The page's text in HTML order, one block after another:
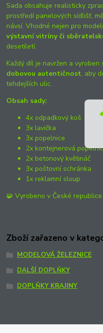
Sada obsahuje realisticky
prostředí panelových sídlišť,
návsí. Vhodné nejen pro
výstavní vitríny či
desetiletí.
Každý díl je navržen a
dobovou autentičnost, aby
tehdejších ulic.
Obsah sady:
4x odpadkový koš
3x lavička
3x popelnice
2x kontejnerová
2x betonový květináč
3x poštovní schránka
1x reklamní sloup
🧩 Vyrobeno v České
Zboží zařazeno v
MODELOVÁ ŽELEZNICE
DALŠÍ DOPLŇKY
DOPLŇKY KRAJINY